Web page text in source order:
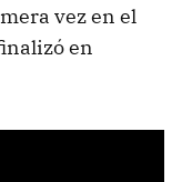
vez en el
en